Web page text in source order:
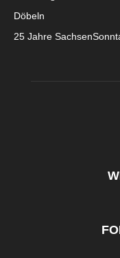
Döbeln
25 Jahre